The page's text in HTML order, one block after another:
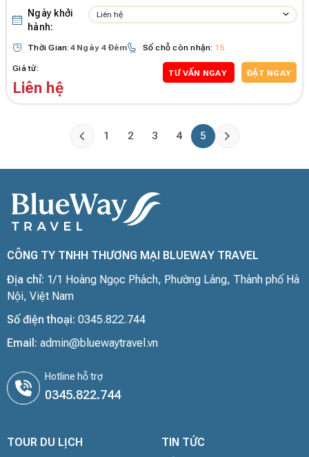
Ngày khởi
hành:
Liên hệ
Thời Gian: 4 Ngày 4 Đêm Số chỗ còn nhận: 15
Giá từ:
Liên hệ
TƯ VẤN NGAY ĐẶT NGAY
1 2 3 4 5
CÔNG TY TNHH THƯƠNG MẠI BLUEWAY TRAVEL
Địa chỉ: 1/1 Hoàng Ngọc Phách, Phường Láng, Thành phố Hà
Nội, Việt Nam
Số điện thoại: 0345.822.744
Email: admin@bluewaytravel.vn
Hotline hỗ trợ
0345.822.744
TOUR DU LỊCH TIN TỨC